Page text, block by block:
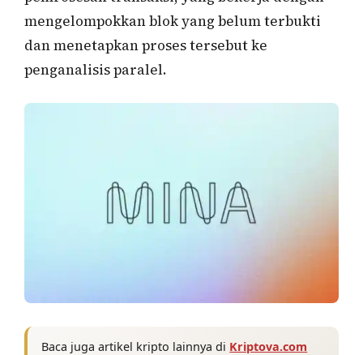
mengelompokkan blok yang belum terbukti
dan menetapkan proses tersebut ke
penganalisis paralel.
Baca juga artikel kripto lainnya di Kriptova.com